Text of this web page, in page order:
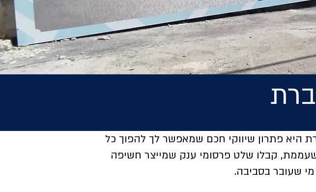
היא פתרון שיווקי חכם שמאפשר לך להפוך כל
קבלו שלט פרסומי ענק שמייצר חשיפה
שעובר בסביבה.